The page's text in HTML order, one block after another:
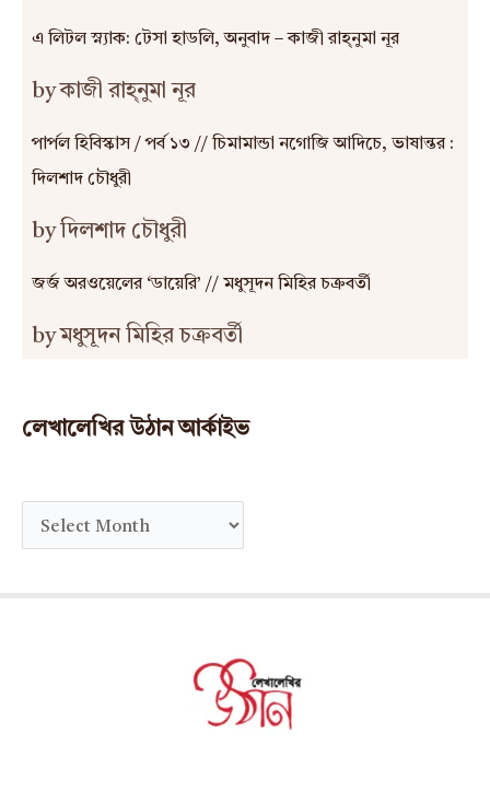
এ লিটল স্ন্যাক: টেসা হাডলি, অনুবাদ – কাজী রাহ্‌নুমা নূর
by কাজী রাহ্‌নুমা নূর
পার্পল হিবিস্কাস / পর্ব ১৩ // চিমামান্ডা নগোজি আদিচে, ভাষান্তর :
দিলশাদ চৌধুরী
by দিলশাদ চৌধুরী
জর্জ অরওয়েলের ‘ডায়েরি’ // মধুসূদন মিহির চক্রবর্তী
by মধুসূদন মিহির চক্রবর্তী
লেখালেখির উঠান আর্কাইভ
r